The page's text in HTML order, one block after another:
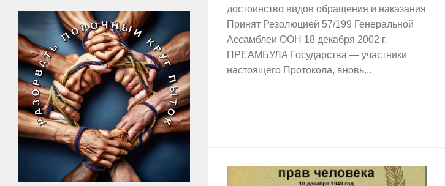
достоинство видов обращения и наказания
Принят Резолюцией 57/199 Генеральной
Ассамблеи ООН 18 декабря 2002 г.
ПРЕАМБУЛА Государства — участники
настоящего Протокола, вновь...